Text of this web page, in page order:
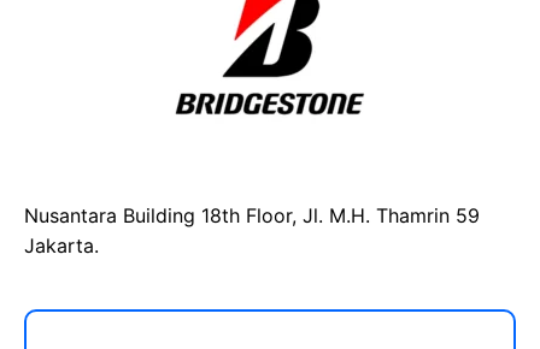
Nusantara Building 18th Floor, Jl. M.H. Thamrin 59
Jakarta.